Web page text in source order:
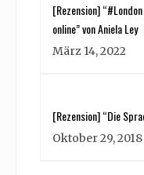
[Rezension]
online” von Aniela Ley
März 14, 2022
[Rezension] “Die
Oktober 29, 2018